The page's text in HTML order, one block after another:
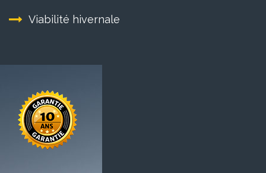
Viabilité hivernale